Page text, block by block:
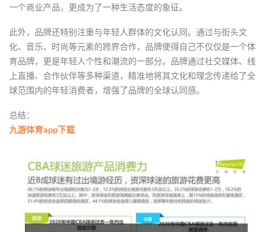
一个商业产品，更成为了一种生活态度的象征。
此外，品牌还特别注重与年轻人群体的文化认同。通过与街头文
化、音乐、时尚等元素的跨界合作，品牌使得自己不仅仅是一个体
育品牌，更是年轻人个性和潮流的一部分。品牌通过社交媒体、线
上直播、合作伙伴等多种渠道，精准地将其文化和理念传递给了全
球范围内的年轻消费者，增强了品牌的全球认同感。
总结：
九游体育app下载